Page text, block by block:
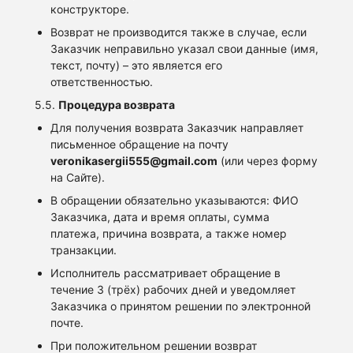
конструкторе.
Возврат не производится также в случае, если
Заказчик неправильно указал свои данные (имя,
текст, почту) – это является его
ответственностью.
5.5. Процедура возврата
Для получения возврата Заказчик направляет
письменное обращение на почту
veronikasergii555@gmail.com (или через форму
на Сайте).
В обращении обязательно указываются: ФИО
Заказчика, дата и время оплаты, сумма
платежа, причина возврата, а также номер
транзакции.
Исполнитель рассматривает обращение в
течение 3 (трёх) рабочих дней и уведомляет
Заказчика о принятом решении по электронной
почте.
При положительном решении возврат